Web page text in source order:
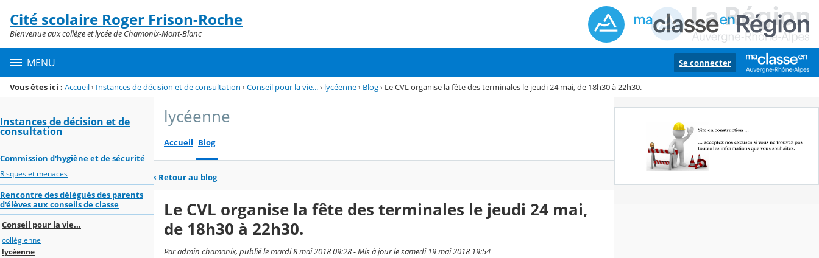
Menu de la rubrique
Contenu
Cité scolaire Roger Frison-Roche
Bienvenue aux collège et lycée de Chamonix-Mont-Blanc
MENU Se connecter
Vous êtes ici : Accueil› Instances de décision et de consultation ›Conseil pour la vie...› lycéenne› Blog› Le CVL organise la fête des terminales le jeudi 24 mai, de 18h30 à 22h30.
Instances de décision et de
consultation
Commission d'hygiène et de sécurité
Risques et menaces
Rencontre des délégués des parents
d'élèves aux conseils de classe
Conseil pour la vie...
collégienne
lycéenne
lycéenne
Accueil Blog
‹ Retour au blog
Le CVL organise la fête des terminales le jeudi 24 mai,
de 18h30 à 22h30.
Par admin chamonix, publié le mardi 8 mai 2018 09:28 - Mis à jour le samedi 19 mai 2018 19:54